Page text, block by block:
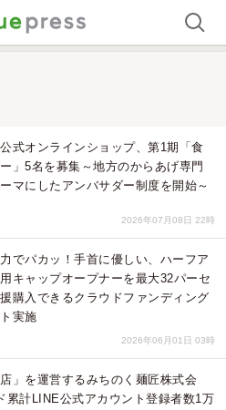
式オンラインショップ、第1期「食
」5名を募集～地方のからあげ専門
マにしたアンバサダー制度を開始～
2026年07月08日 22時
でパカッ！手首に優しい、ハーフア
キャップオープナーを最大32パーセ
購入できるクラウドファンディング
実施
2026年06月01日 03時
店」を運営するみちのく麺匠株式会
累計LINE公式アカウント登録者数1万